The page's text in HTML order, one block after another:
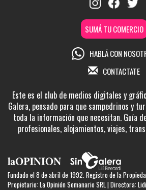
SUMÁ TU COMERCIO
HABLÁ CON
CONTACTATE
Este es el club de medios digitales y
Galera, pensado para que sampedrinos y
toda la información que necesitan. Guía
profesionales, alojamientos, viajes,
Fundado el 8 de abril de 1992. Registro de la
Propietario: La Opinión Semanario SRL | Directora: